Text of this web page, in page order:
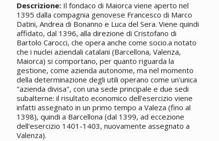
Descrizione:Il fondaco di Maiorca viene aperto nel
1395 dalla compagnia genovese Francesco di Marco
Datini, Andrea di Bonanno e Luca del Sera. Viene quindi
affidato, dal 1396, alla direzione di Cristofano di
Bartolo Carocci, che opera anche come socio.a notato
che i nuclei aziendali catalani (Barcellona, Valenza,
Maiorca) si comportano, per quanto riguarda la
gestione, come azienda autonome, ma nel momento
della determinazione degli utili operano come un'unica
"azienda divisa", con una sede principale e due sedi
subalterne: il risultato economico dell'esercizio viene
infatti assegnato in un primo tempo a Valeza (fino al
1398), quindi a Barcellona (dal 1399, ad eccezione
dell'esercizio 1401-1403, nuovamente assegnato a
Valenza).